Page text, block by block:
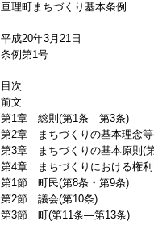
亘理町まちづくり基本条例
平成20年3月21日
条例第1号
目次
前文
第1章 総則(第1条―第3条)
第2章 まちづくりの基本理念等
第3章 まちづくりの基本原則(
第4章 まちづくりにおける権
第1節 町民(第8条・第9条)
第2節 議会(第10条)
第3節 町(第11条―第13条)